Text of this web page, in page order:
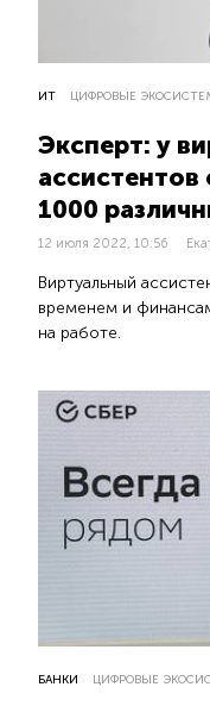
ИТ ЦИФРОВЫЕ
Эксперт: у
ассистентов
1000
12 июля 2022, 10:56
Виртуальный
временем и
на работе.
БАНКИ ЦИФРОВЫЕ